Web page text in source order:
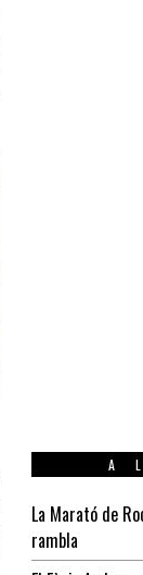
A
La Marató de
rambla